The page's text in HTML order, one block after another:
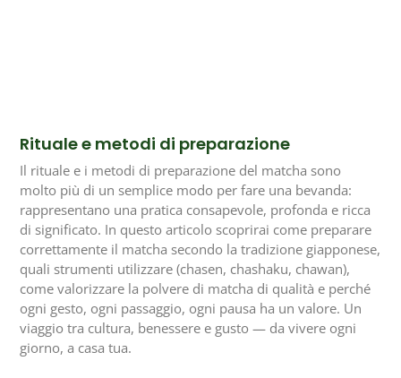
Rituale e metodi di preparazione
Il rituale e i metodi di preparazione del matcha sono
molto più di un semplice modo per fare una bevanda:
rappresentano una pratica consapevole, profonda e ricca
di significato. In questo articolo scoprirai come preparare
correttamente il matcha secondo la tradizione giapponese,
quali strumenti utilizzare (chasen, chashaku, chawan),
come valorizzare la polvere di matcha di qualità e perché
ogni gesto, ogni passaggio, ogni pausa ha un valore. Un
viaggio tra cultura, benessere e gusto — da vivere ogni
giorno, a casa tua.